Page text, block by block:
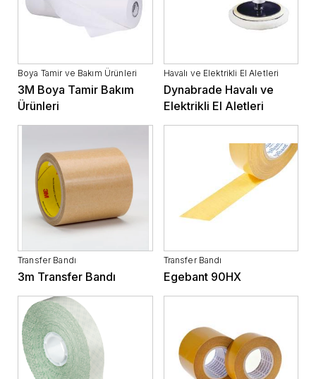
Transfer Bandı
3m Transfer Bandı
Transfer Bandı
Egebant 90HX
Havalı ve Elektrikli El Aletleri
Dynabrade Havalı ve
Elektrikli El Aletleri
Boya Tamir ve Bakım Ürünleri
3M Boya Tamir Bakım
Ürünleri